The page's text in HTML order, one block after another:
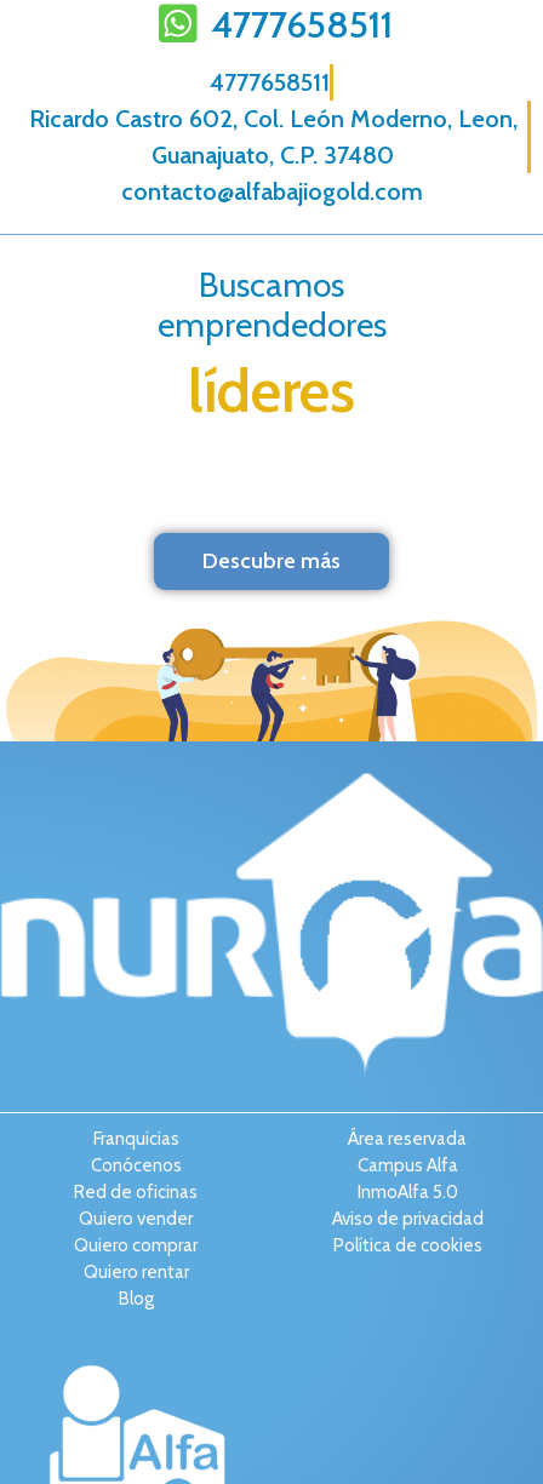
4777658511
4777658511
Ricardo Castro 602, Col. León Moderno, Leon,
Guanajuato, C.P. 37480
contacto@alfabajiogold.com
Buscamos
emprendedores
líderes
Descubre más
Franquicias
Conócenos
Red de oficinas
Quiero vender
Quiero comprar
Quiero rentar
Blog
Área reservada
Campus Alfa
InmoAlfa 5.0
Aviso de privacidad
Política de cookies